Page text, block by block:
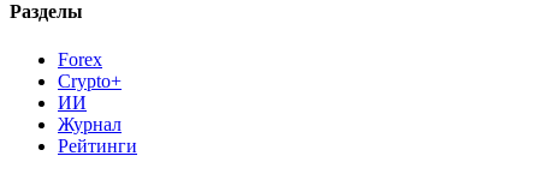
Разделы
Forex
Crypto+
ИИ
Журнал
Рейтинги